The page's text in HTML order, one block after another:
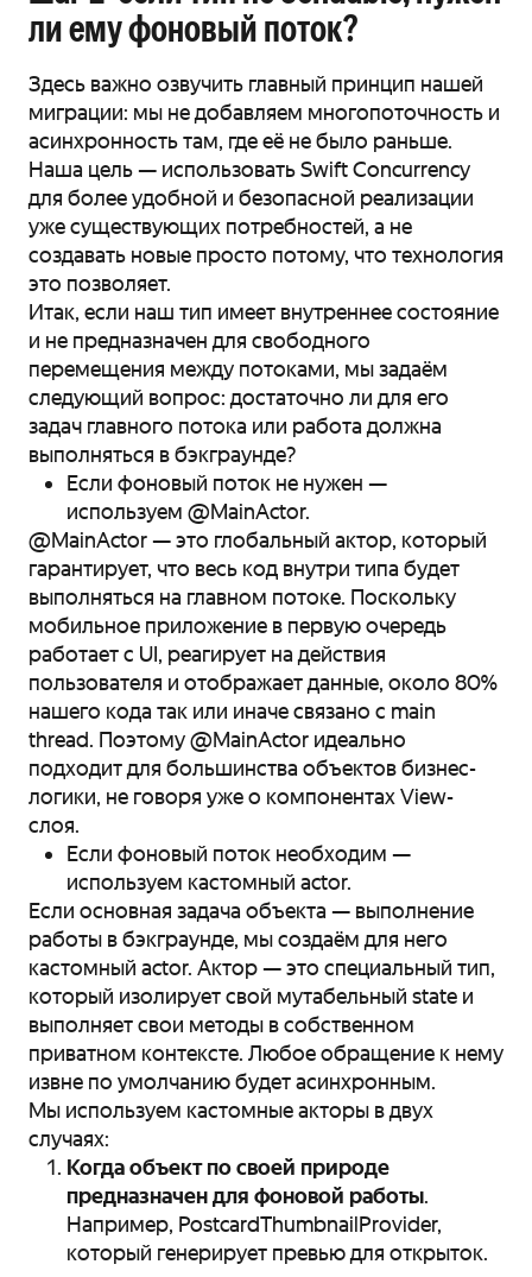
ли ему фоновый поток?
Здесь важно озвучить главный принцип нашей
миграции: мы не добавляем многопоточность и
асинхронность там, где её не было раньше.
Наша цель — использовать Swift Concurrency
для более удобной и безопасной реализации
уже существующих потребностей, а не
создавать новые просто потому, что технология
это позволяет.
Итак, если наш тип имеет внутреннее состояние
и не предназначен для свободного
перемещения между потоками, мы задаём
следующий вопрос: достаточно ли для его
задач главного потока или работа должна
выполняться в бэкграунде?
Если фоновый поток не нужен —
используем @MainActor.
@MainActor — это глобальный актор, который
гарантирует, что весь код внутри типа будет
выполняться на главном потоке. Поскольку
мобильное приложение в первую очередь
работает с UI, реагирует на действия
пользователя и отображает данные, около 80%
нашего кода так или иначе связано с main
thread. Поэтому @MainActor идеально
подходит для большинства объектов бизнес-
логики, не говоря уже о компонентах View-
слоя.
Если фоновый поток необходим —
используем кастомный actor.
Если основная задача объекта — выполнение
работы в бэкграунде, мы создаём для него
кастомный actor. Актор — это специальный тип,
который изолирует свой мутабельный state и
выполняет свои методы в собственном
приватном контексте. Любое обращение к нему
извне по умолчанию будет асинхронным.
Мы используем кастомные акторы в двух
случаях:
Когда объект по своей природе
предназначен для фоновой работы.
Например, PostcardThumbnailProvider,
который генерирует превью для открыток.